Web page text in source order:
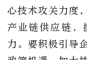
心技术攻关力度
产业链供应链，
力。要积极引导